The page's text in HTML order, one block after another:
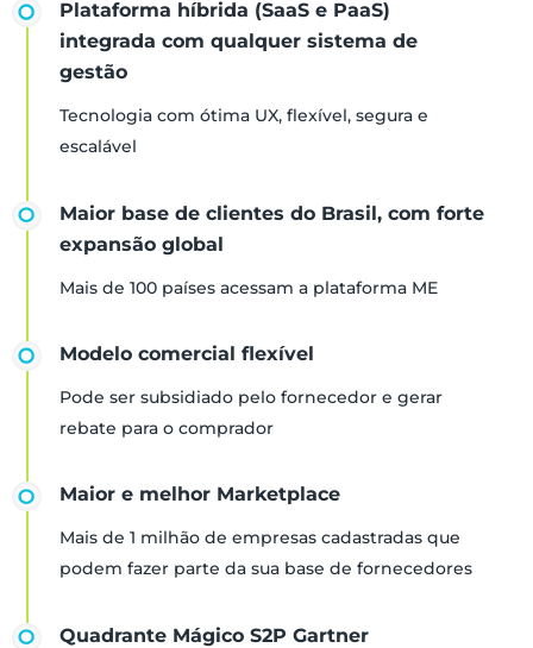
Plataforma híbrida (SaaS e PaaS)
integrada com qualquer sistema de
gestão
Tecnologia com ótima UX, flexível, segura e
escalável
Maior base de clientes do Brasil, com forte
expansão global
Mais de 100 países acessam a plataforma ME
Modelo comercial flexível
Pode ser subsidiado pelo fornecedor e gerar
rebate para o comprador
Maior e melhor Marketplace
Mais de 1 milhão de empresas cadastradas que
podem fazer parte da sua base de fornecedores
Quadrante Mágico S2P Gartner